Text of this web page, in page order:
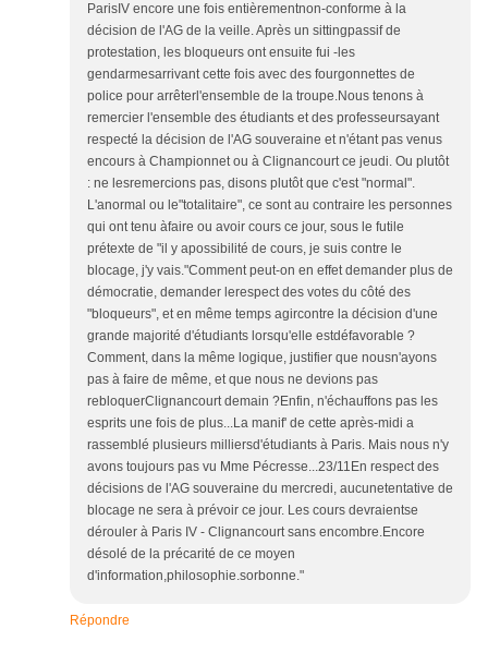
ParisIV encore une fois entièrementnon-conforme à la
décision de l'AG de la veille. Après un sittingpassif de
protestation, les bloqueurs ont ensuite fui -les
gendarmesarrivant cette fois avec des fourgonnettes de
police pour arrêterl'ensemble de la troupe.Nous tenons à
remercier l'ensemble des étudiants et des professeursayant
respecté la décision de l'AG souveraine et n'étant pas venus
encours à Championnet ou à Clignancourt ce jeudi. Ou plutôt
: ne lesremercions pas, disons plutôt que c'est "normal".
L'anormal ou le"totalitaire", ce sont au contraire les personnes
qui ont tenu àfaire ou avoir cours ce jour, sous le futile
prétexte de "il y apossibilité de cours, je suis contre le
blocage, j'y vais."Comment peut-on en effet demander plus de
démocratie, demander lerespect des votes du côté des
"bloqueurs", et en même temps agircontre la décision d'une
grande majorité d'étudiants lorsqu'elle estdéfavorable ?
Comment, dans la même logique, justifier que nousn'ayons
pas à faire de même, et que nous ne devions pas
rebloquerClignancourt demain ?Enfin, n'échauffons pas les
esprits une fois de plus...La manif' de cette après-midi a
rassemblé plusieurs milliersd'étudiants à Paris. Mais nous n'y
avons toujours pas vu Mme Pécresse...23/11En respect des
décisions de l'AG souveraine du mercredi, aucunetentative de
blocage ne sera à prévoir ce jour. Les cours devraientse
dérouler à Paris IV - Clignancourt sans encombre.Encore
désolé de la précarité de ce moyen
d'information,philosophie.sorbonne."
Répondre